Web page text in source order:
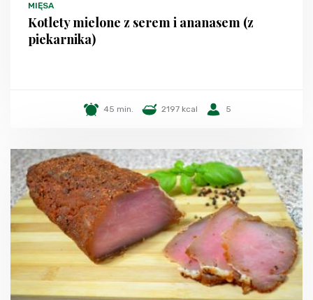
MIĘSA
Kotlety mielone z serem i ananasem (z
piekarnika)
45 min. 2197 kcal 5